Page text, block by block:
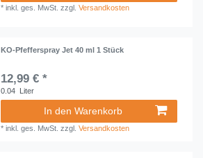
*inkl. ges. MwSt. zzgl.Versandkosten
KO-Pfefferspray Jet 40 ml 1 Stück
12,99 € *
0.04 Liter
In den Warenkorb
*inkl. ges. MwSt. zzgl.Versandkosten